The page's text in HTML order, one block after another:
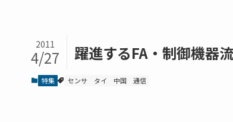
躍進するFA・制御機器
2011
4/27
特集 センサ タイ 中国 通信